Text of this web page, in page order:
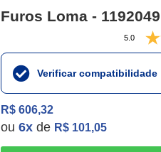
Furos Loma - 1192049
5.0
Verificar compatibilidade
R$ 606,32
ou6x de R$ 101,05